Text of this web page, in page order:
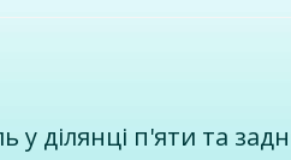
у ділянці п'яти та